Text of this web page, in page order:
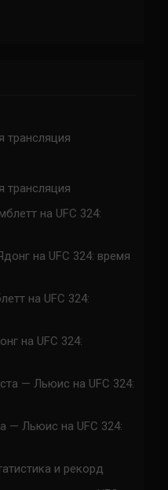
трансляция
трансляция
на UFC 324:
на UFC 324: время
на UFC 324:
на UFC 324:
— Льюис на UFC 324:
— Льюис на UFC 324:
и рекорд